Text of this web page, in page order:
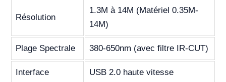
Résolution
1.3M à 14M (Matériel 0.35M-
14M)
Plage Spectrale 380-650nm (avec filtre IR-CUT)
Interface USB 2.0 haute vitesse